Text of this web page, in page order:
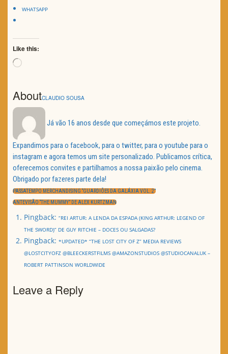
WHATSAPP
Like this:
Loading…
AboutCLAUDIO SOUSA
Já vão 16 anos desde que começámos este projeto.
Expandimos para o facebook, para o twitter, para o youtube para o
instagram e agora temos um site personalizado. Publicamos crítica,
oferecemos convites e partilhamos a nossa paixão pelo cinema.
Obrigado por fazeres parte dela!
Navegação
de
artigos
PREVIOUS
POST:
PASSATEMPO MERCHANDISING “GUARDIÕES DA GALÁXIA VOL. 2”
NEXT
POST:
ANTEVISÃO “THE MUMMY” DE ALEX KURTZMAN
Pingback:“REI ARTUR: A LENDA DA ESPADA (KING ARTHUR: LEGEND OF
THE SWORD)” DE GUY RITCHIE – DOCES OU SALGADAS?
Pingback:*UPDATED* “THE LOST CITY OF Z” MEDIA REVIEWS
@LOSTCITYOFZ @BLEECKERSTFILMS @AMAZONSTUDIOS @STUDIOCANALUK –
ROBERT PATTINSON WORLDWIDE
Leave a Reply